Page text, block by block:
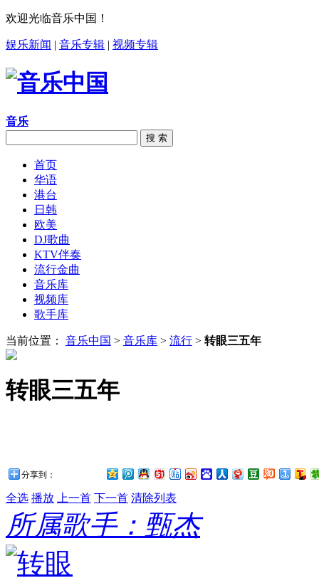
欢迎光临音乐中国！
娱乐新闻 | 音乐专辑 | 视频专辑
音乐
搜 索
首页
华语
港台
日韩
欧美
DJ歌曲
KTV伴奏
流行金曲
音乐库
视频库
歌手库
当前位置： 音乐中国 > 音乐库 > 流行 > 转眼三五年
转眼三五年
分享到：
全选 播放 上一首 下一首 清除列表
所属歌手：甄杰